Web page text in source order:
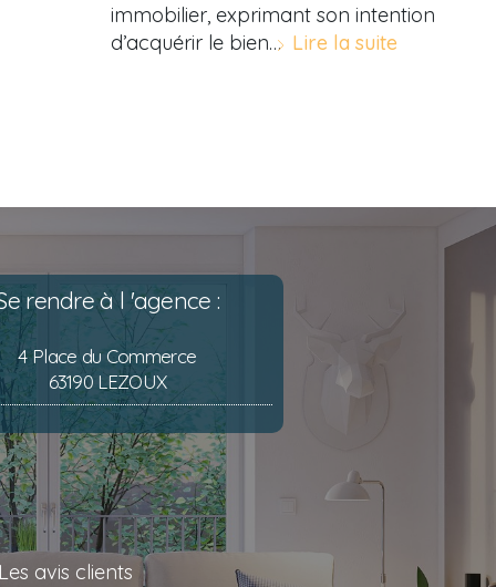
immobilier, exprimant son intention
d’acquérir le bien… Lire la suite
rendre à l 'agence :
4 Place du Commerce
63190 LEZOUX
Les avis clients